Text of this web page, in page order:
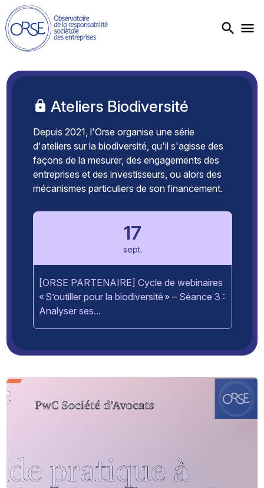
Ateliers Biodiversité
Depuis 2021, l'Orse organise une série
d'ateliers sur la biodiversité, qu'il s'agisse des
façons de la mesurer, des engagements des
entreprises et des investisseurs, ou alors des
mécanismes particuliers de son financement.
17
sept.
[ORSE PARTENAIRE] Cycle de webinaires
« S’outiller pour la biodiversité » – Séance 3 :
Analyser ses...